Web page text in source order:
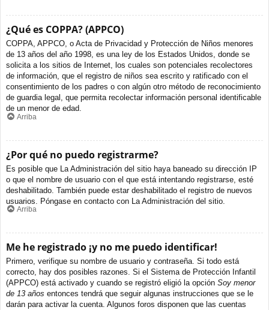
¿Qué es COPPA? (APPCO)
COPPA, APPCO, o Acta de Privacidad y Protección de Niños menores
de 13 años del año 1998, es una ley de los Estados Unidos, donde se
solicita a los sitios de Internet, los cuales son potenciales recolectores
de información, que el registro de niños sea escrito y ratificado con el
consentimiento de los padres o con algún otro método de reconocimiento
de guardia legal, que permita recolectar información personal identificable
de un menor de edad.
Arriba
¿Por qué no puedo registrarme?
Es posible que La Administración del sitio haya baneado su dirección IP
o que el nombre de usuario con el que está intentando registrarse, esté
deshabilitado. También puede estar deshabilitado el registro de nuevos
usuarios. Póngase en contacto con La Administración del sitio.
Arriba
Me he registrado ¡y no me puedo identificar!
Primero, verifique su nombre de usuario y contraseña. Si todo está
correcto, hay dos posibles razones. Si el Sistema de Protección Infantil
(APPCO) está activado y cuando se registró eligió la opción Soy menor
de 13 años entonces tendrá que seguir algunas instrucciones que se le
darán para activar la cuenta. Algunos foros disponen que las cuentas